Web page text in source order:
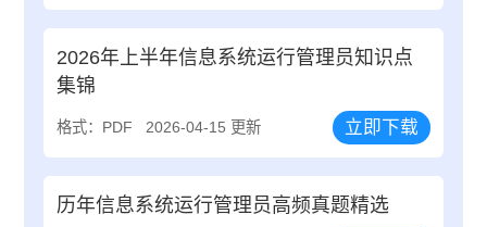
2026年上半年信息系统运行管理员知识点
集锦
格式：PDF 2026-04-15 更新 立即下载
历年信息系统运行管理员高频真题精选